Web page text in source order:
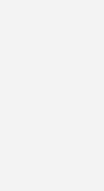
die mich mit ihrer
beeindrucken. Mit
ich intensive
– konkret über die
die Automatisierung
intelligente
umfassendes digitales
Anspruch als All in